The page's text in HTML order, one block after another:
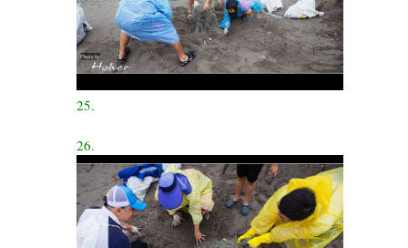
25.
26.